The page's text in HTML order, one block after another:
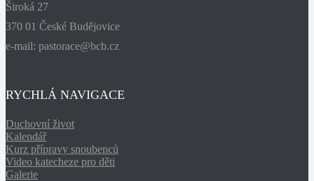
Široká 27
370 01 České Budějovice
e-mail: pastorace@bcb.cz
RYCHLÁ NAVIGACE
Duchovní život
Kalendář
Kurz přípravy snoubenců
Video katecheze pro děti
Galerie